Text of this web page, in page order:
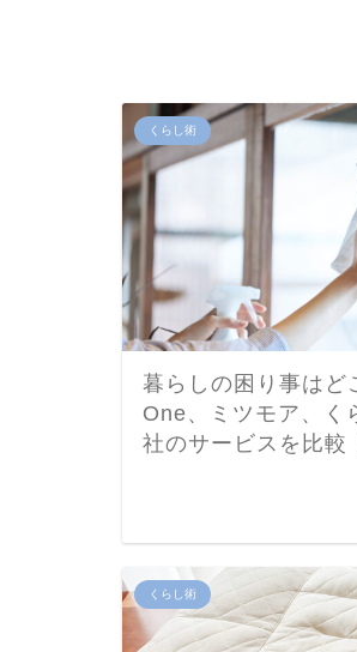
くらし術
暮らしの困り事はど
One、ミツモア、く
社のサービスを比較
くらし術